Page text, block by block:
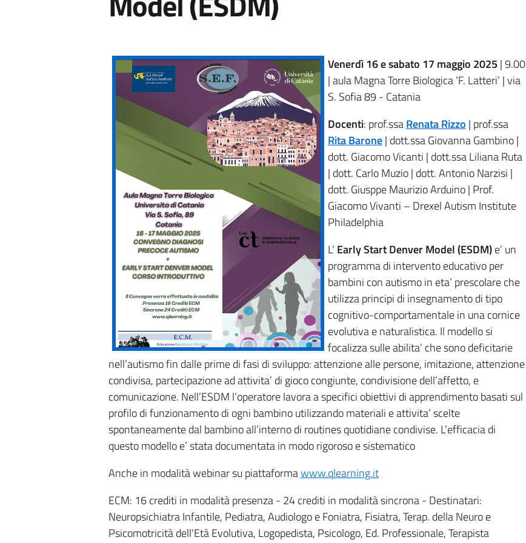
Venerdì 16 e sabato 17 maggio 2025 | 9.00
| aula MagnaTorre Biologica ‘F. Latteri’ | via
S. Sofia 89 - Catania
Docenti: prof.ssaRenata Rizzo | prof.ssa
Rita Barone| dott.ssa Giovanna Gambino |
dott. Giacomo Vicanti | dott.ssa Liliana Ruta
| dott. Carlo Muzio | dott. Antonio Narzisi |
dott. Giusppe Maurizio Arduino | Prof.
Giacomo Vivanti – Drexel Autism Institute
Philadelphia
L’ Early Start Denver Model (ESDM)e’ un
programma di intervento educativo per
bambini con autismo in eta’ prescolare che
utilizza principi di insegnamento di tipo
cognitivo-comportamentale in una cornice
evolutiva e naturalistica. Il modello si
focalizza sulle abilita’ che sono deficitarie
nell’autismo fin dalle prime di fasi di sviluppo: attenzione alle persone, imitazione, attenzione
condivisa, partecipazione ad attivita’ di gioco congiunte, condivisione dell’affetto, e
comunicazione. Nell’ESDM l’operatore lavora a specifici obiettivi di apprendimento basati sul
profilo di funzionamento di ogni bambino utilizzando materiali e attivita’ scelte
spontaneamente dal bambino all’interno di routines quotidiane condivise. L’efficacia di
questo modello e’ stata documentata in modo rigoroso e sistematico
Anche in modalità webinar su piattaformawww.qlearning.it
ECM: 16 crediti in modalità presenza - 24 crediti in modalità sincrona - Destinatari:
Neuropsichiatra Infantile, Pediatra, Audiologo e Foniatra, Fisiatra, Terap. della Neuro e
Psicomotricità dell'Età Evolutiva, Logopedista, Psicologo, Ed. Professionale, Terapista